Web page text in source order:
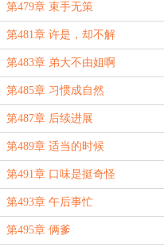
第479章 束手无策
第481章 许是，却不解
第483章 弟大不由姐啊
第485章 习惯成自然
第487章 后续进展
第489章 适当的时候
第491章 口味是挺奇怪
第493章 午后事忙
第495章 俩爹